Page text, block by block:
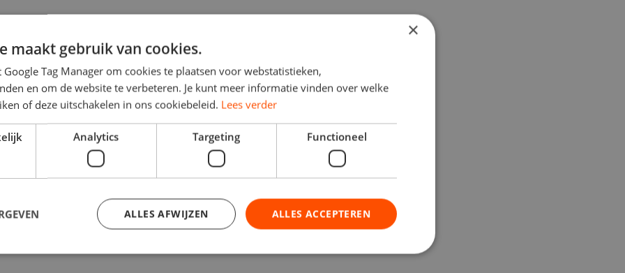
Vaardigheden
certificaten zijn er een aantal soft skills die essentieel zijn:
×
maakt gebruik van cookies.
Google Tag Manager om cookies te plaatsen voor webstatistieken,
en om de website te verbeteren. Je kunt meer informatie vinden over welke
of deze uitschakelen in ons cookiebeleid. Lees verder
Analytics Targeting Functioneel
ALLES ACCEPTEREN
ALLES AFWIJZEN